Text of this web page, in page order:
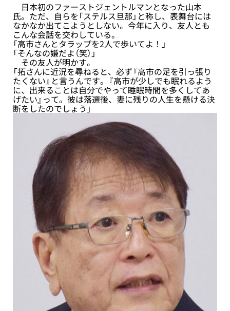
日本初のファーストジェントルマンとなった山本
氏。ただ、自らを「ステルス旦那」と称し、表舞台には
なかなか出てこようとしない。今年に入り、友人とも
こんな会話を交わしている。
「高市さんとタラップを2人で歩いてよ！」
「そんなの嫌だよ（笑）」
その友人が明かす。
「拓さんに近況を尋ねると、必ず『高市の足を引っ張り
たくない』と言うんです。『高市が少しでも眠れるよう
に、出来ることは自分でやって睡眠時間を多くしてあ
げたい』って。彼は落選後、妻に残りの人生を懸ける決
断をしたのでしょう」